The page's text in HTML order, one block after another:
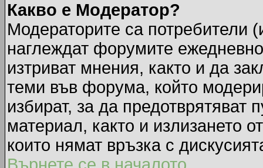
Какво е Модератор?
Модераторите са потребители
наглеждат форумите
изтриват мнения, както и да
теми във форума, който
избират, за да предотврятяват
материал, както и излизането
които нямат връзка с